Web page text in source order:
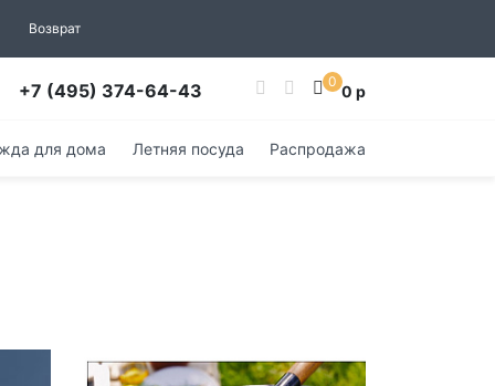
Возврат
+7 (495) 374-64-43 0 0 р
для дома Летняя посуда Распродажа